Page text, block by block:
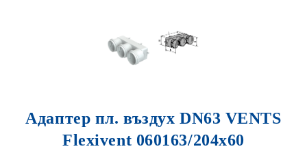
Адаптер пл. въздух DN63 VENTS
Flexivent 060163/204x60